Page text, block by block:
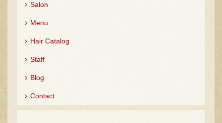
Salon
Menu
Hair Catalog
Staff
Blog
Contact